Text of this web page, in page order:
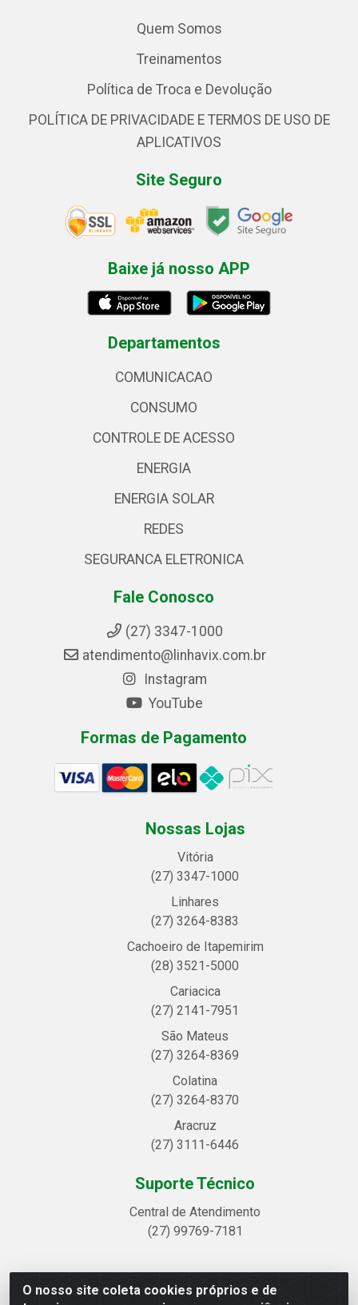
O nosso site coleta cookies próprios e de
Quem Somos
Treinamentos
Política de Troca e Devolução
POLÍTICA DE PRIVACIDADE E TERMOS DE USO DE
APLICATIVOS
Site Seguro
Baixe já nosso APP
Departamentos
COMUNICACAO
CONSUMO
CONTROLE DE ACESSO
ENERGIA
ENERGIA SOLAR
REDES
SEGURANCA ELETRONICA
Fale Conosco
(27) 3347-1000
atendimento@linhavix.com.br
Instagram
YouTube
Formas de Pagamento
Nossas Lojas
Vitória
(27) 3347-1000
Linhares
(27) 3264-8383
Cachoeiro de Itapemirim
(28) 3521-5000
Cariacica
(27) 2141-7951
São Mateus
(27) 3264-8369
Colatina
(27) 3264-8370
Aracruz
(27) 3111-6446
Suporte Técnico
Central de Atendimento
(27) 99769-7181
Linhavix Distribuidora LTDA - Avenida Alegre, 2521 -